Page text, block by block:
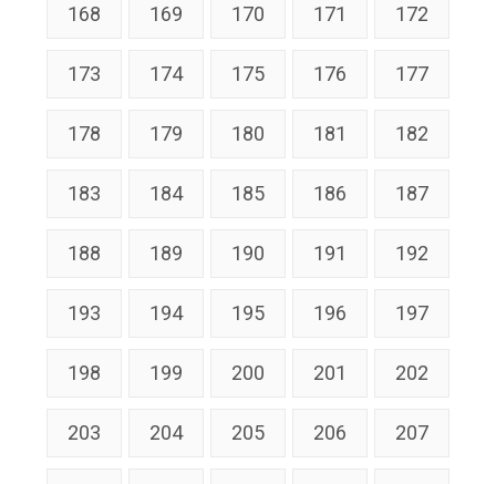
168 169 170 171 172
173 174 175 176 177
178 179 180 181 182
183 184 185 186 187
188 189 190 191 192
193 194 195 196 197
198 199 200 201 202
203 204 205 206 207